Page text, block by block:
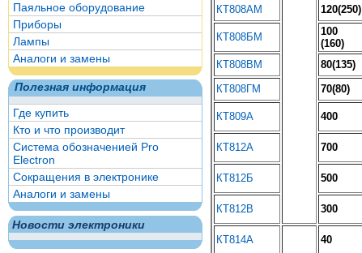
Паяльное оборудование
Приборы
Лампы
Аналоги и замены
Полезная информация
Где купить
Кто и что производит
Система обозначенией Pro
Electron
Сокращения в электронике
Аналоги и замены
Новости электроники
КТ808АМ
120(250)
КТ808БМ
100
(160)
КТ808ВМ 80(135)
КТ808ГМ
70(80)
КТ809А 400
КТ812А 700
КТ812Б 500
КТ812В 300
КТ814А 40